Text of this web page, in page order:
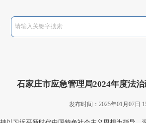
石家庄市应急管理局2024年度法
发布时间：2025年01月07日